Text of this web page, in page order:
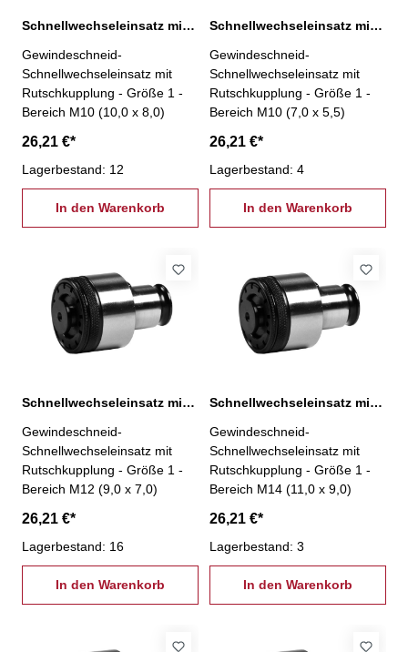
Schnellwechseleinsatz mit Rutschkupplung, 1-M10
Gewindeschneid-
Schnellwechseleinsatz mit
Rutschkupplung - Größe 1 -
Bereich M10 (10,0 x 8,0)
26,21 €*
Lagerbestand: 12
In den Warenkorb
Schnellwechseleinsatz mit Rutschkupplung, 1-M10
Gewindeschneid-
Schnellwechseleinsatz mit
Rutschkupplung - Größe 1 -
Bereich M10 (7,0 x 5,5)
26,21 €*
Lagerbestand: 4
In den Warenkorb
Schnellwechseleinsatz mit Rutschkupplung, 1-M12
Gewindeschneid-
Schnellwechseleinsatz mit
Rutschkupplung - Größe 1 -
Bereich M12 (9,0 x 7,0)
26,21 €*
Lagerbestand: 16
In den Warenkorb
Schnellwechseleinsatz mit Rutschkupplung, 1-M14
Gewindeschneid-
Schnellwechseleinsatz mit
Rutschkupplung - Größe 1 -
Bereich M14 (11,0 x 9,0)
26,21 €*
Lagerbestand: 3
In den Warenkorb